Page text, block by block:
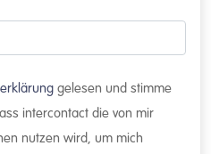
gelesen und stimme
intercontact die von mir
nutzen wird, um mich